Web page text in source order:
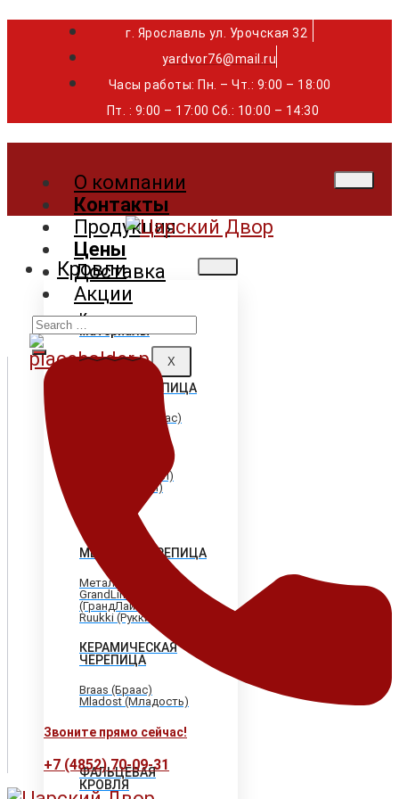
г. Ярославль ул. Урочская 32 ⁣⁣⁣⁣
yardvor76@mail.ru
Часы работы: Пн. – Чт.: 9:00 – 18:00
Пт. : 9:00 – 17:00 Сб.: 10:00 – 14:30
О компании
Контакты
Продукция
Цены
Доставка
Акции
X
Кровли
Кровельные
материалы
ГИБКАЯ ЧЕРЕПИЦА
Shinglas (Шинглас)
Katepal (Катепал)
Icopal (Икопал)
МЕТАЛЛОЧЕРЕПИЦА
МеталлПрофиль
GrandLine
(ГрандЛайн)
Ruukki (Рукки)
КЕРАМИЧЕСКАЯ
ЧЕРЕПИЦА
Braas (Браас)
Mladost (Младость)
ФАЛЬЦЕВАЯ
КРОВЛЯ
Search
for:
Звоните прямо сейчас!
+7 (4852) 70-09-31